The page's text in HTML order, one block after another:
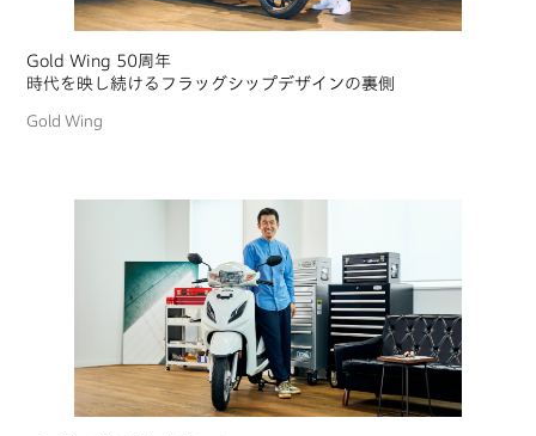
Gold Wing 50周年
時代を映し続けるフラッグシップデザインの裏側
Gold Wing